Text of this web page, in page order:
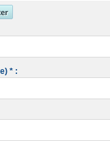
* :